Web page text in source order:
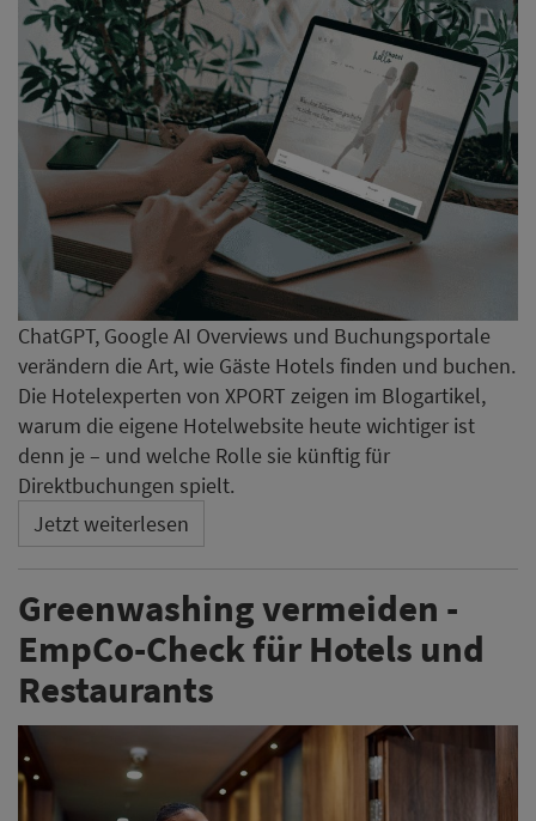
ChatGPT, Google AI Overviews und Buchungsportale
verändern die Art, wie Gäste Hotels finden und buchen.
Die Hotelexperten von XPORT zeigen im Blogartikel,
warum die eigene Hotelwebsite heute wichtiger ist
denn je – und welche Rolle sie künftig für
Direktbuchungen spielt.
Jetzt weiterlesen
Greenwashing vermeiden -
EmpCo-Check für Hotels und
Restaurants